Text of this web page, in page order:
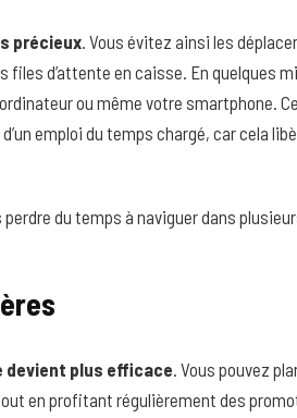
précieux. Vous évitez ainsi les
d’attente en caisse. En quelques
ou même votre smartphone.
emploi du temps chargé, car cela
du temps à naviguer dans
devient plus efficace. Vous pouvez
en profitant régulièrement des